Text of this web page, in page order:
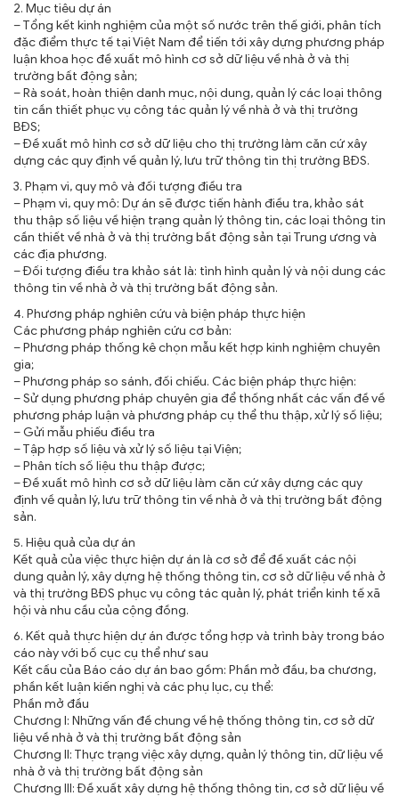
2. Mục tiêu dự án
– Tổng kết kinh nghiệm của một số nước trên thế giới, phân tích
đặc điểm thực tế tại Việt Nam để tiến tới xây dựng phương pháp
luận khoa học đề xuất mô hình cơ sở dữ liệu về nhà ở và thị
trường bất động sản;
– Rà soát, hoàn thiện danh mục, nội dung, quản lý các loại thông
tin cần thiết phục vụ công tác quản lý về nhà ở và thị trường
BĐS;
– Đề xuất mô hình cơ sở dữ liệu cho thị trường làm căn cứ xây
dựng các quy định về quản lý, lưu trữ thông tin thị trường BĐS.
3. Phạm vi, quy mô và đối tượng điều tra
– Phạm vi, quy mô: Dự án sẽ được tiến hành điều tra, khảo sát
thu thập số liệu về hiện trạng quản lý thông tin, các loại thông tin
cần thiết về nhà ở và thị trường bất động sản tại Trung ương và
các địa phương.
– Đối tượng điều tra khảo sát là: tình hình quản lý và nội dung các
thông tin về nhà ở và thị trường bất động sản.
4. Phương pháp nghiên cứu và biện pháp thực hiện
Các phương pháp nghiên cứu cơ bản:
– Phương pháp thống kê chọn mẫu kết hợp kinh nghiệm chuyên
gia;
– Phương pháp so sánh, đối chiếu. Các biện pháp thực hiện:
– Sử dụng phương pháp chuyên gia để thống nhất các vấn đề về
phương pháp luận và phương pháp cụ thể thu thập, xử lý số liệu;
– Gửi mẫu phiếu điều tra
– Tập hợp số liệu và xử lý số liệu tại Viện;
– Phân tích số liệu thu thập được;
– Đề xuất mô hình cơ sở dữ liệu làm căn cứ xây dựng các quy
định về quản lý, lưu trữ thông tin về nhà ở và thị trường bất động
sản.
5. Hiệu quả của dự án
Kết quả của việc thực hiện dự án là cơ sở để đề xuất các nội
dung quản lý, xây dựng hệ thống thông tin, cơ sở dữ liệu về nhà ở
và thị trường BĐS phục vụ công tác quản lý, phát triển kinh tế xã
hội và nhu cầu của cộng đồng.
6. Kết quả thực hiện dự án được tổng hợp và trình bày trong báo
cáo này với bố cục cụ thể như sau
Kết cấu của Báo cáo dự án bao gồm: Phần mở đầu, ba chương,
phần kết luận kiến nghị và các phụ lục, cụ thể:
Phần mở đầu
Chương I: Những vấn đề chung về hệ thống thông tin, cơ sở dữ
liệu về nhà ở và thị trường bất động sản
Chương II: Thực trạng việc xây dựng, quản lý thông tin, dữ liệu về
nhà ở và thị trường bất động sản
Chương III: Đề xuất xây dựng hệ thống thông tin, cơ sở dữ liệu về